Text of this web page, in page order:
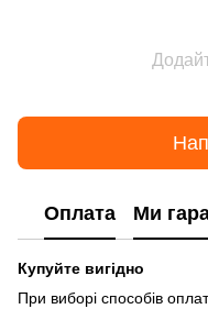
Оплата Ми
Купуйте вигідно
При виборі способів